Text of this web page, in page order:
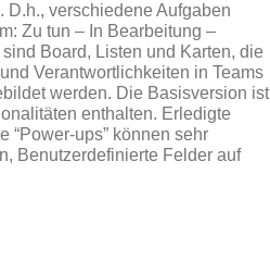
verschiedene Aufgaben
Zu tun – In Bearbeitung –
Board, Listen und Karten, die
Verantwortlichkeiten in Teams
werden. Die Basisversion ist
enthalten. Erledigte
“Power-ups” können sehr
Benutzerdefinierte Felder auf